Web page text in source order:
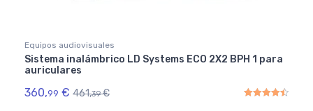
Equipos audiovisuales
Sistema inalámbrico LD Systems ECO 2X2 BPH 1 para
auriculares
360,99 € 461,39 €